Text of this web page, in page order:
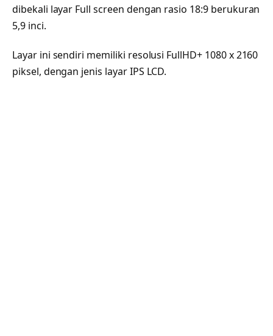
dibekali layar Full screen dengan rasio 18:9 berukuran
5,9 inci.
Layar ini sendiri memiliki resolusi FullHD+ 1080 x 2160
piksel, dengan jenis layar IPS LCD.